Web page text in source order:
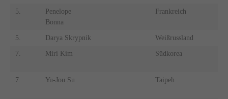
5.
Penelope
Bonna
Frankreich
5. Darya Skrypnik Weißrussland
7. Miri Kim Südkorea
7. Yu-Jou Su Taipeh